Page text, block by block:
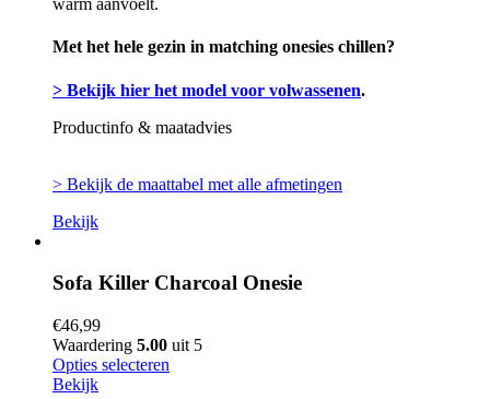
warm aanvoelt.
Met het hele gezin in matching onesies chillen?
> Bekijk hier het model voor volwassenen.
Productinfo & maatadvies
> Bekijk de maattabel met alle afmetingen
Bekijk
Sofa Killer Charcoal Onesie
€46,99
Waardering 5.00 uit 5
Opties selecteren
Bekijk